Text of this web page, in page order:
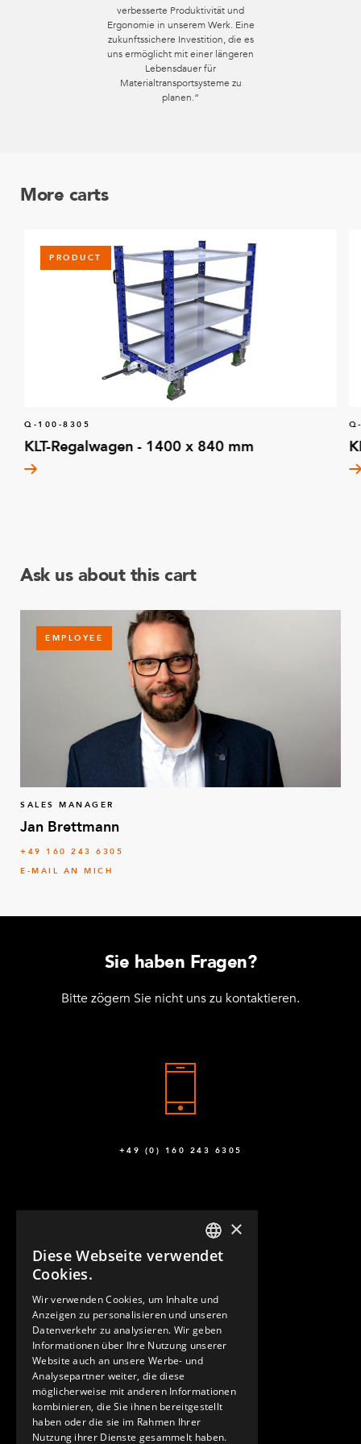
verbesserte Produktivität und
Ergonomie in unserem Werk. Eine
zukunftssichere Investition, die es
uns ermöglicht mit einer längeren
Lebensdauer für
Materialtransportsysteme zu
planen.“
More carts
PRODUCT
Q-100-8305
KLT-Regalwagen - 1400 x 840 mm
Ask us about this cart
EMPLOYEE
SALES MANAGER
Jan Brettmann
+49 160 243 6305
E-MAIL AN MICH
Sie haben Fragen?
Bitte zögern Sie nicht uns zu kontaktieren.
+49 (0) 160 243 6305
KONTAKT
ENGLISH
×
Diese Webseite verwendet
Cookies.
Wir verwenden Cookies, um Inhalte und
Anzeigen zu personalisieren und unseren
Datenverkehr zu analysieren. Wir geben
Informationen über Ihre Nutzung unserer
Website auch an unsere Werbe- und
Analysepartner weiter, die diese
möglicherweise mit anderen Informationen
kombinieren, die Sie ihnen bereitgestellt
haben oder die sie im Rahmen Ihrer
Nutzung ihrer Dienste gesammelt haben.